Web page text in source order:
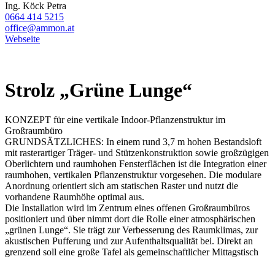
Ing. Köck Petra
0664 414 5215
office@ammon.at
Webseite
Strolz „Grüne Lunge“
KONZEPT für eine vertikale Indoor-Pflanzenstruktur im
Großraumbüro
GRUNDSÄTZLICHES: In einem rund 3,7 m hohen Bestandsloft
mit rasterartiger Träger- und Stützenkonstruktion sowie großzügigen
Oberlichtern und raumhohen Fensterflächen ist die Integration einer
raumhohen, vertikalen Pflanzenstruktur vorgesehen. Die modulare
Anordnung orientiert sich am statischen Raster und nutzt die
vorhandene Raumhöhe optimal aus.
Die Installation wird im Zentrum eines offenen Großraumbüros
positioniert und über nimmt dort die Rolle einer atmosphärischen
„grünen Lunge“. Sie trägt zur Verbesserung des Raumklimas, zur
akustischen Pufferung und zur Aufenthaltsqualität bei. Direkt an
grenzend soll eine große Tafel als gemeinschaftlicher Mittagstisch